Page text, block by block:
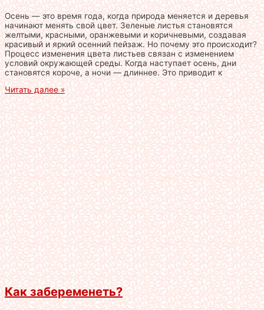
Осень — это время года, когда природа меняется и деревья
начинают менять свой цвет. Зеленые листья становятся
желтыми, красными, оранжевыми и коричневыми, создавая
красивый и яркий осенний пейзаж. Но почему это происходит?
Процесс изменения цвета листьев связан с изменением
условий окружающей среды. Когда наступает осень, дни
становятся короче, а ночи — длиннее. Это приводит к
Читать далее »
Как забеременеть?